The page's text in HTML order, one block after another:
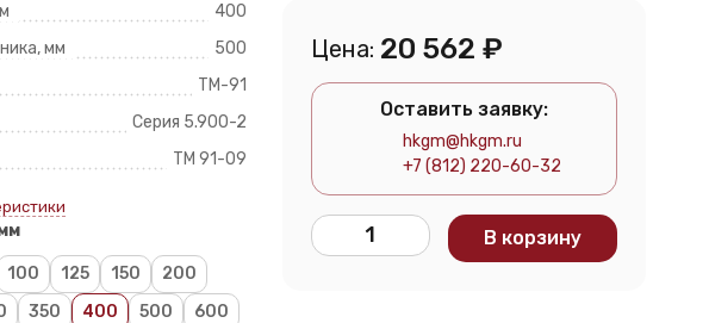
400
мм
500
ТМ-91
Серия 5.900-2
ТМ 91-09
100 125 150
200
350 400 500
600
Цена: 20 562 ₽
Оставить заявку:
hkgm@hkgm.ru
+7 (812) 220-60-32
В корзину